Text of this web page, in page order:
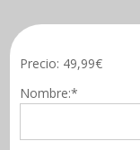
Precio: 49,99€
Nombre:*